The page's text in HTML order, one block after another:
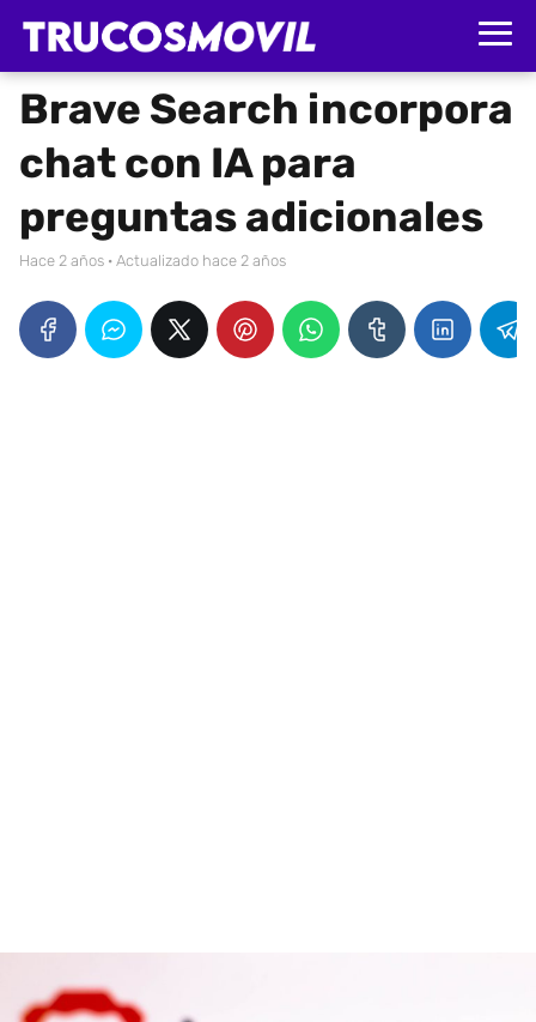
Brave Search incorpora
chat con IA para
preguntas adicionales
hace 2 años · Actualizado hace 2 años